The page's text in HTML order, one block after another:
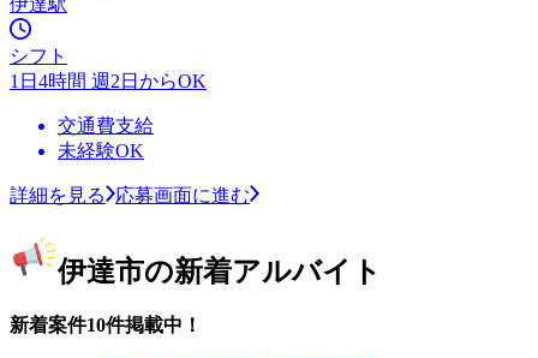
シフト
1日4時間 週2日からOK
交通費支給
未経験OK
詳細を見る 応募画面に進む
伊達市の新着アルバイト
新着案件10件掲載中！